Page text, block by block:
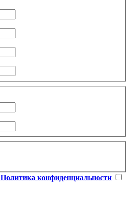
Политика конфиденциальности